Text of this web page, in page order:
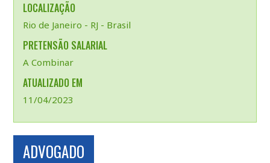
LOCALIZAÇÃO
Rio de Janeiro - RJ - Brasil
PRETENSÃO SALARIAL
A Combinar
ATUALIZADO EM
11/04/2023
ADVOGADO